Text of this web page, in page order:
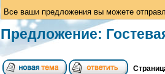
Все ваши предложения вы можете
Предложение: